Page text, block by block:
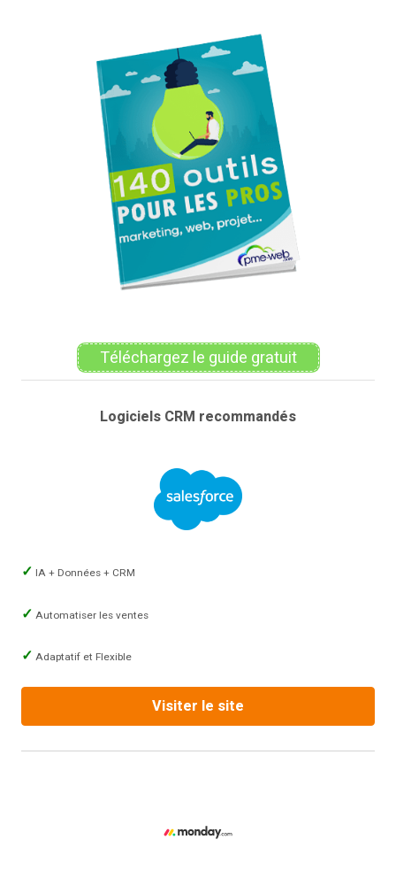
Téléchargez le guide gratuit
Logiciels CRM recommandés
IA + Données + CRM
Automatiser les ventes
Adaptatif et Flexible
Visiter le site